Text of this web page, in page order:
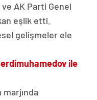
ve AK Parti Genel
eşlik etti.
gelişmeler ele
ile